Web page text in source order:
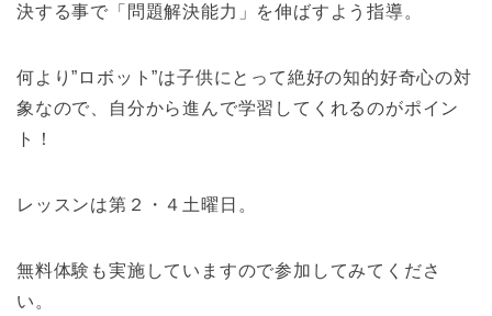
決する事で「問題解決能力」を伸ばすよう指導。
何より”ロボット”は子供にとって絶好の知的好奇心の対
象なので、自分から進んで学習してくれるのがポイン
ト！
レッスンは第２・４土曜日。
無料体験も実施していますので参加してみてくださ
い。